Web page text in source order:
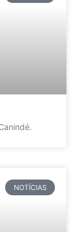
NOTÍCIAS